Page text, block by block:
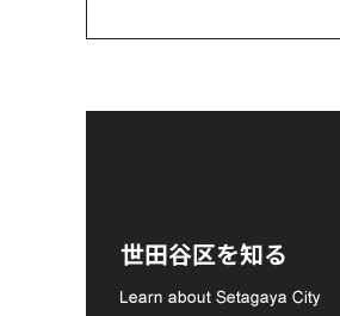
世田谷区を知る
支援金の募集につい
て